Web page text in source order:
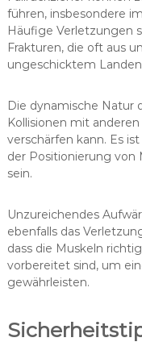
führen, insbesondere
Häufige Verletzungen
Frakturen, die oft aus
ungeschicktem
Die dynamische Natur
Kollisionen mit
verschärfen kann. Es
der Positionierung von
sein.
Unzureichendes
ebenfalls das
dass die Muskeln
vorbereitet sind, um
gewährleisten.